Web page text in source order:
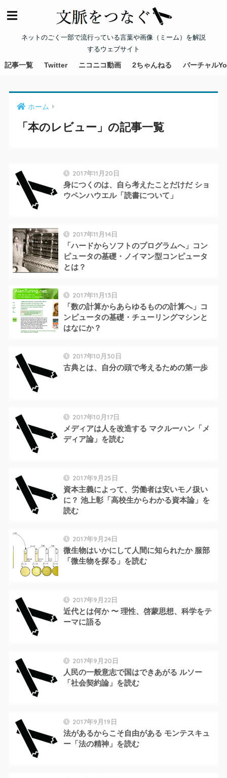
ネットのごく一部で流行っている言葉や画像（ミーム）を解説
するウェブサイト
記事一覧 Twitter ニコニコ動画 2ちゃんねる バーチャル
ホーム
「本のレビュー」の記事一覧
2017年11月20日
身につくのは、自ら考えたことだけだ ショ
ウペンハウエル「読書について」
2017年11月14日
「ハードからソフトのプログラムへ」コン
ピュータの基礎・ノイマン型コンピュータ
とは？
2017年11月13日
「数の計算からあらゆるものの計算へ」コ
ンピュータの基礎・チューリングマシンと
はなにか？
2017年10月30日
古典とは、自分の頭で考えるための第一歩
2017年10月17日
メディアは人を改造する マクルーハン「メ
ディア論」を読む
2017年9月25日
資本主義によって、労働者は安いモノ扱い
に？ 池上彰「高校生からわかる資本論」を
読む
2017年9月24日
微生物はいかにして人間に知られたか 服部
「微生物を探る」を読む
2017年9月22日
近代とは何か 〜 理性、啓蒙思想、科学をテ
ーマに語る
2017年9月20日
人民の一般意志で国はできあがる ルソー
「社会契約論」を読む
2017年9月19日
法があるからこそ自由がある モンテスキュ
ー「法の精神」を読む